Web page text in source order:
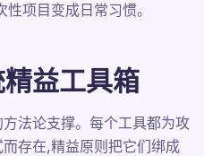
项目变成日常习惯。
益工具箱
法论支撑。每个工具都为攻
存在,精益原则把它们绑成